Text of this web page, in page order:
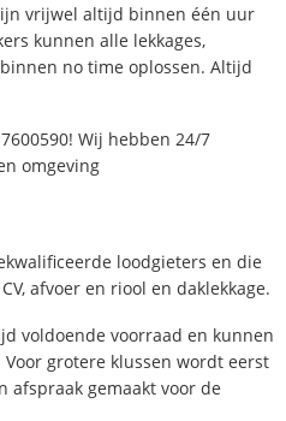
vrijwel altijd binnen één uur
kunnen alle lekkages,
no time oplossen. Altijd
Wij hebben 24/7
omgeving
loodgieters en die
afvoer en riool en daklekkage.
voldoende voorraad en kunnen
grotere klussen wordt eerst
afspraak gemaakt voor de